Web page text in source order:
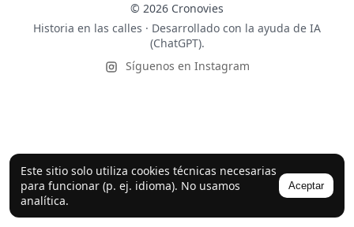
Este sitio solo utiliza cookies técnicas necesarias
para funcionar (p. ej. idioma). No usamos
analítica.
Aceptar
© 2026 Cronovies
Historia en las calles · Desarrollado con la ayuda de IA
(ChatGPT).
Síguenos en Instagram